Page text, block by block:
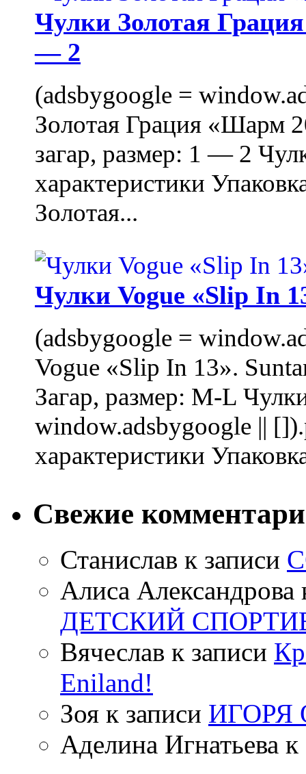
Чулки Золотая
— 2
(adsbygoogle =
Золотая Грация «Шарм
загар, размер: 1 — 2
характеристики
Золотая...
Чулки Vogue «Slip In
(adsbygoogle =
Vogue «Slip In 13».
Загар, размер: M-L
window.adsbygoogle ||
характеристики
Свежие
Станислав к записи
Алиса Александрова
ДЕТСКИЙ
Вячеслав к записи
Eniland!
Зоя к записи ИГОРЯ
Аделина Игнатьева к